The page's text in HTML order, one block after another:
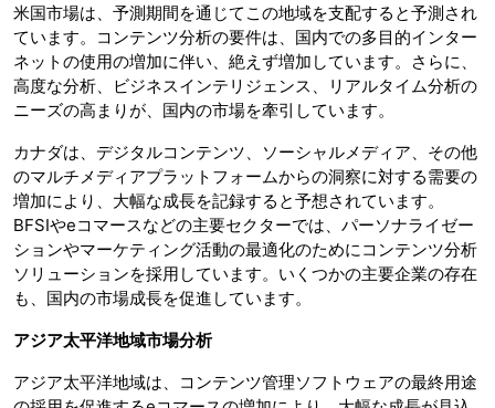
米国市場は、予測期間を通じてこの地域を支配すると予測され
ています。コンテンツ分析の要件は、国内での多目的インター
ネットの使用の増加に伴い、絶えず増加しています。さらに、
高度な分析、ビジネスインテリジェンス、リアルタイム分析の
ニーズの高まりが、国内の市場を牽引しています。
カナダは、デジタルコンテンツ、ソーシャルメディア、その他
のマルチメディアプラットフォームからの洞察に対する需要の
増加により、大幅な成長を記録すると予想されています。
BFSIやeコマースなどの主要セクターでは、パーソナライゼー
ションやマーケティング活動の最適化のためにコンテンツ分析
ソリューションを採用しています。いくつかの主要企業の存在
も、国内の市場成長を促進しています。
アジア太平洋地域市場分析
アジア太平洋地域は、コンテンツ管理ソフトウェアの最終用途